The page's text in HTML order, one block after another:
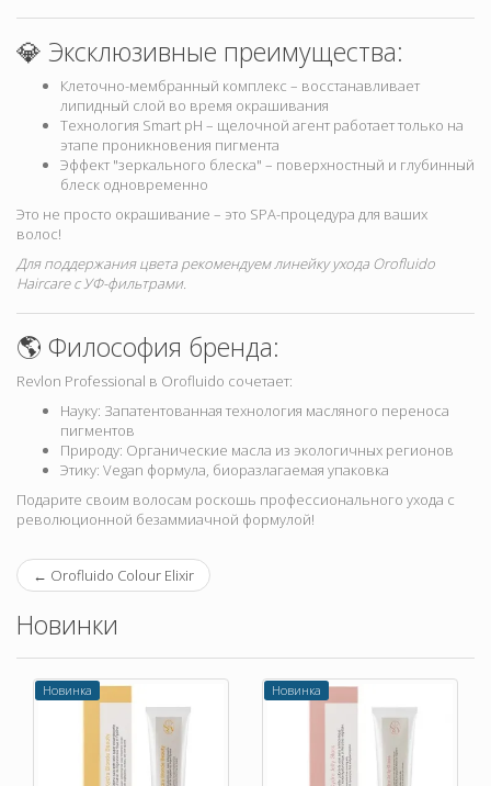
💎 Эксклюзивные преимущества:
Клеточно-мембранный комплекс – восстанавливает
липидный слой во время окрашивания
Технология Smart pH – щелочной агент работает только на
этапе проникновения пигмента
Эффект "зеркального блеска" – поверхностный и глубинный
блеск одновременно
Это не просто окрашивание – это SPA-процедура для ваших
волос!
Для поддержания цвета рекомендуем линейку ухода Orofluido
Haircare с УФ-фильтрами.
🌎 Философия бренда:
Revlon Professional в Orofluido сочетает:
Науку: Запатентованная технология масляного переноса
пигментов
Природу: Органические масла из экологичных регионов
Этику: Vegan формула, биоразлагаемая упаковка
Подарите своим волосам роскошь профессионального ухода с
революционной безаммиачной формулой!
← Orofluido Colour Elixir
Новинки
Новинка Новинка